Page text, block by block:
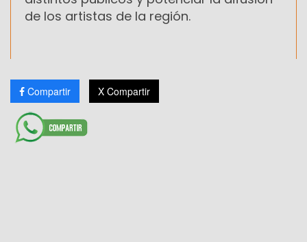
de los artistas de la región.
Compartir X Compartir